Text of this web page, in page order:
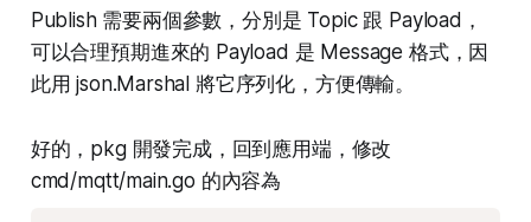
Publish 需要兩個參數，分別是 Topic 跟 Payload，
可以合理預期進來的 Payload 是 Message 格式，因
此用 json.Marshal 將它序列化，方便傳輸。
好的，pkg 開發完成，回到應用端，修改
cmd/mqtt/main.go 的內容為